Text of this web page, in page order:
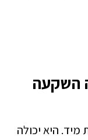
השקעה
מיד. היא יכולה